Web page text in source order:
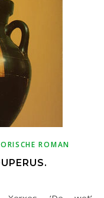
ROMAN